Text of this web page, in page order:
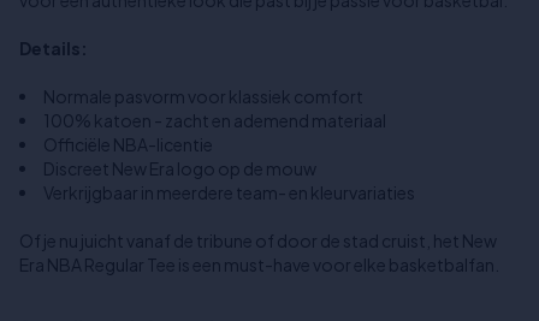
Details:
Normale pasvorm voor klassiek comfort
100% katoen - zacht en ademend materiaal
Officiële NBA-licentie
Discreet New Era logo op de mouw
Verkrijgbaar in meerdere team- en kleurvariaties
Of je nu juicht vanaf de tribune of door de stad cruist, het New
Era NBA Regular Tee is een must-have voor elke basketbalfan.